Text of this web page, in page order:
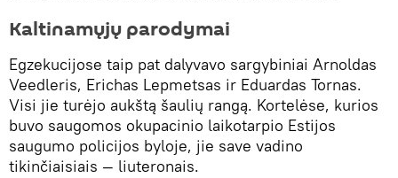
Kaltinamųjų parodymai
Egzekucijose taip pat dalyvavo sargybiniai Arnoldas
Veedleris, Erichas Lepmetsas ir Eduardas Tornas.
Visi jie turėjo aukštą šaulių rangą. Kortelėse, kurios
buvo saugomos okupacinio laikotarpio Estijos
saugumo policijos byloje, jie save vadino
tikinčiaisiais — liuteronais.